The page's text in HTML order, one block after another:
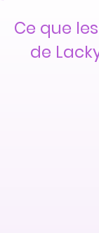
Ce que
de